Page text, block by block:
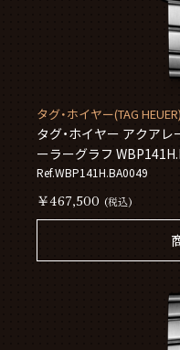
タグ・ホイヤー(TAG HEUER)
タグ・ホイヤー アクア
ーラーグラフ
Ref.WBP141H.BA0049
￥467,500 (税込)